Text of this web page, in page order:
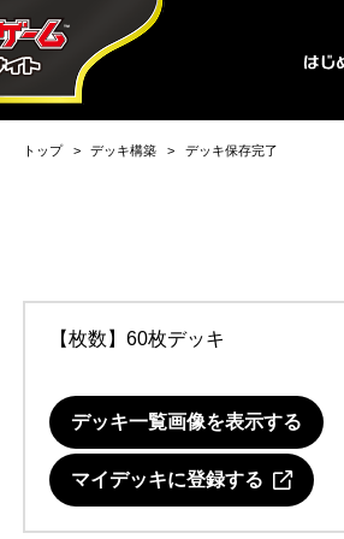
トップ デッキ構築 デッキ保存完了
【枚数】60枚デッキ
デッキ一覧画像を表示する
マイデッキに登録する